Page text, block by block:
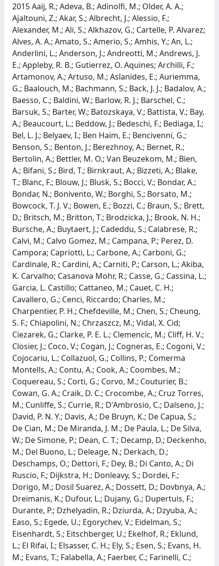
2015 Aaij, R.; Adeva, B.; Adinolfi, M.; Older, A. A.;
Ajaltouni, Z.; Akar, S.; Albrecht, J.; Alessio, F.;
Alexander, M.; Ali, S.; Alkhazov, G.; Cartelle, P. Alvarez;
Alves, A. A.; Amato, S.; Amerio, S.; Amhis, Y.; An, L.;
Anderlini, L.; Anderson, J.; Andreotti, M.; Andrews, J.
E.; Appleby, R. B.; Gutierrez, O. Aquines; Archilli, F.;
Artamonov, A.; Artuso, M.; Aslanides, E.; Auriemma,
G.; Baalouch, M.; Bachmann, S.; Back, J. J.; Badalov, A.;
Baesso, C.; Baldini, W.; Barlow, R. J.; Barschel, C.;
Barsuk, S.; Barter, W.; Batozskaya, V.; Battista, V.; Bay,
A.; Beaucourt, L.; Beddow, J.; Bedeschi, F.; Bediaga, I.;
Bel, L. J.; Belyaev, I.; Ben Haim, E.; Bencivenni, G.;
Benson, S.; Benton, J.; Berezhnoy, A.; Bernet, R.;
Bertolin, A.; Bettler, M. O.; Van Beuzekom, M.; Bien,
A.; Bifani, S.; Bird, T.; Birnkraut, A.; Bizzeti, A.; Blake,
T.; Blanc, F.; Blouw, J.; Blusk, S.; Bocci, V.; Bondar, A.;
Bondar, N.; Bonivento, W.; Borghi, S.; Borsato, M.;
Bowcock, T. J. V.; Bowen, E.; Bozzi, C.; Braun, S.; Brett,
D.; Britsch, M.; Britton, T.; Brodzicka, J.; Brook, N. H.;
Bursche, A.; Buytaert, J.; Cadeddu, S.; Calabrese, R.;
Calvi, M.; Calvo Gomez, M.; Campana, P.; Perez, D.
Campora; Capriotti, L.; Carbone, A.; Carboni, G.;
Cardinale, R.; Cardini, A.; Carniti, P.; Carson, L.; Akiba,
K. Carvalho; Casanova Mohr, R.; Casse, G.; Cassina, L.;
Garcia, L. Castillo; Cattaneo, M.; Cauet, C. H.;
Cavallero, G.; Cenci, Riccardo; Charles, M.;
Charpentier, P. H.; Chefdeville, M.; Chen, S.; Cheung,
S. F.; Chiapolini, N.; Chrzaszcz, M.; Vidal, X. Cid;
Ciezarek, G.; Clarke, P. E. L.; Clemencic, M.; Cliff, H. V.;
Closier, J.; Coco, V.; Cogan, J.; Cogneras, E.; Cogoni, V.;
Cojocariu, L.; Collazuol, G.; Collins, P.; Comerma
Montells, A.; Contu, A.; Cook, A.; Coombes, M.;
Coquereau, S.; Corti, G.; Corvo, M.; Couturier, B.;
Cowan, G. A.; Craik, D. C.; Crocombe, A.; Cruz Torres,
M.; Cunliffe, S.; Currie, R.; D'Ambrosio, C.; Dalseno, J.;
David, P. N. Y.; Davis, A.; De Bruyn, K.; De Capua, S.;
De Cian, M.; De Miranda, J. M.; De Paula, L.; De Silva,
W.; De Simone, P.; Dean, C. T.; Decamp, D.; Deckenho,
M.; Del Buono, L.; Deleage, N.; Derkach, D.;
Deschamps, O.; Dettori, F.; Dey, B.; Di Canto, A.; Di
Ruscio, F.; Dijkstra, H.; Donleavy, S.; Dordei, F.;
Dorigo, M.; Dosil Suarez, A.; Dossett, D.; Dovbnya, A.;
Dreimanis, K.; Dufour, L.; Dujany, G.; Dupertuis, F.;
Durante, P.; Dzhelyadin, R.; Dziurda, A.; Dzyuba, A.;
Easo, S.; Egede, U.; Egorychev, V.; Eidelman, S.;
Eisenhardt, S.; Eitschberger, U.; Ekelhof, R.; Eklund,
L.; El Rifai, I.; Elsasser, C. H.; Ely, S.; Esen, S.; Evans, H.
M.; Evans, T.; Falabella, A.; Faerber, C.; Farinelli, C.;